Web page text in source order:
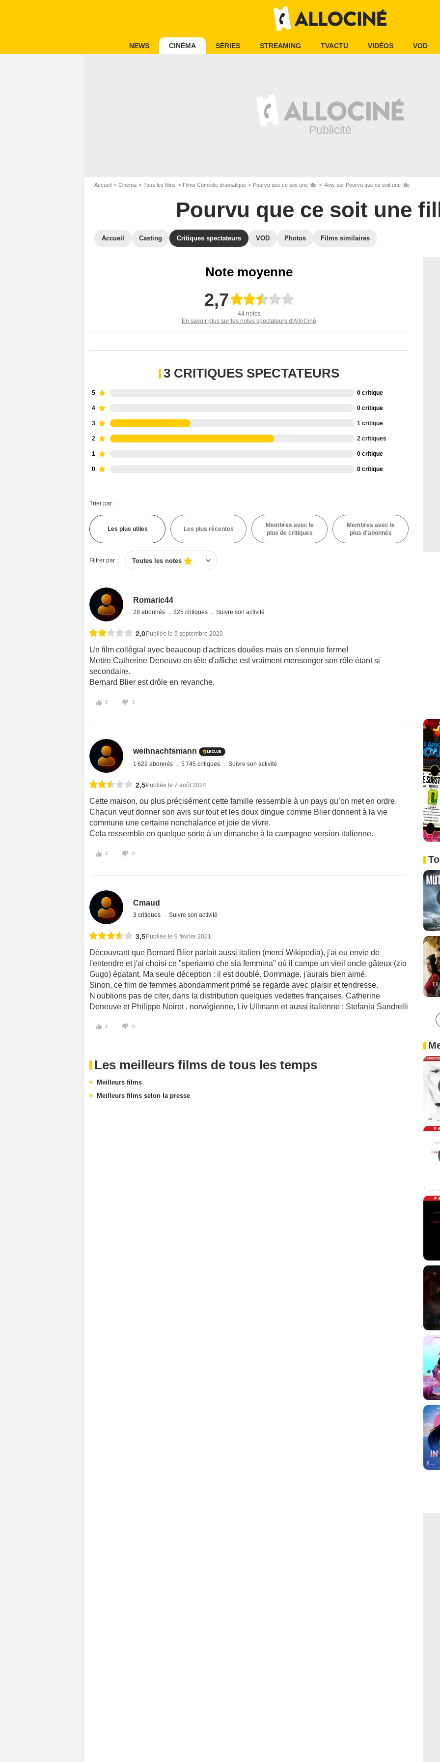
NEWS CINÉMA SÉRIES STREAMING TVACTU VIDÉOS VOD
Accueil Cinéma Tous les films Films Comédie dramatique Pourvu que ce soit une fille Avis sur Pourvu que ce soit une fille
Pourvu que ce soit une
Accueil Casting Critiques spectateurs VOD Photos Films similaires
Note moyenne
2,7
44 notes
En savoir plus sur les notes spectateurs d'AlloCiné
3 CRITIQUES SPECTATEURS
5 0 critique
4 0 critique
3 1 critique
2 2 critiques
1 0 critique
0 0 critique
Trier par :
Les plus utiles Les plus récentes
Membres avec le
plus de critiques
Membres avec le
plus d'abonnés
Filtrer par : Toutes les notes
Romaric44
28 abonnés 325 critiques Suivre son activité
2,0 Publiée le 9 septembre 2020
Un film collégial avec beaucoup d'actrices douées mais on s'ennuie ferme!
Mettre Catherine Deneuve en tête d'affiche est vraiment mensonger son rôle étant si
secondaire.
Bernard Blier est drôle en revanche.
2 1
weihnachtsmann
1 622 abonnés 5 745 critiques Suivre son activité
2,5Publiée le 7 août 2024
Cette maison, ou plus précisément cette famille ressemble à un pays qu’on met en ordre.
Chacun veut donner son avis sur tout et les doux dingue comme Blier donnent à la vie
commune une certaine nonchalance et joie de vivre.
Cela ressemble en quelque sorte à un dimanche à la campagne version italienne.
2 0
Cmaud
3 critiques Suivre son activité
3,5Publiée le 9 février 2021
Découvrant que Bernard Blier parlait aussi italien (merci Wikipedia), j'ai eu envie de
l'entendre et j'ai choisi ce "speriamo che sia femmina" où il campe un vieil oncle gâteux (zio
Gugo) épatant. Ma seule déception : il est doublé. Dommage, j'aurais bien aimé.
Sinon, ce film de femmes abondamment primé se regarde avec plaisir et tendresse.
N'oublions pas de citer, dans la distribution quelques vedettes françaises, Catherine
Deneuve et Philippe Noiret , norvégienne, Liv Ullmann et aussi italienne : Stefania Sandrelli
2 0
Les meilleurs films de tous les temps
Meilleurs films
Meilleurs films selon la presse